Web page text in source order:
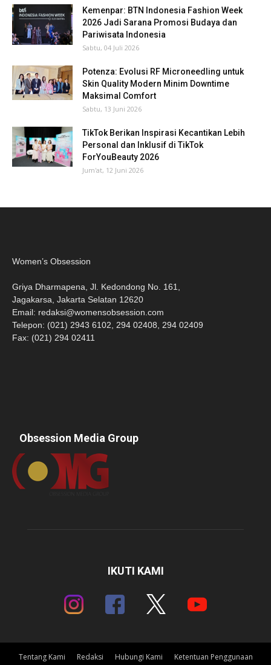
Kemenpar: BTN Indonesia Fashion Week
2026 Jadi Sarana Promosi Budaya dan
Pariwisata Indonesia
Sabtu, 04 Juli 2026
Potenza: Evolusi RF Microneedling untuk
Skin Quality Modern Minim Downtime
Maksimal Comfort
Sabtu, 13 Juni 2026
TikTok Berikan Inspirasi Kecantikan Lebih
Personal dan Inklusif di TikTok
ForYouBeauty 2026
Jum'at, 12 Juni 2026
Women’s Obsession
Griya Dharmapena, Jl. Kedondong No. 161,
Jagakarsa, Jakarta Selatan 12620
Email: redaksi@womensobsession.com
Telepon: (021) 2943 6102, 294 02408, 294 02409
Fax: (021) 294 02411
Obsession Media Group
IKUTI KAMI
Tentang Kami Redaksi Hubungi Kami Ketentuan Penggunaan